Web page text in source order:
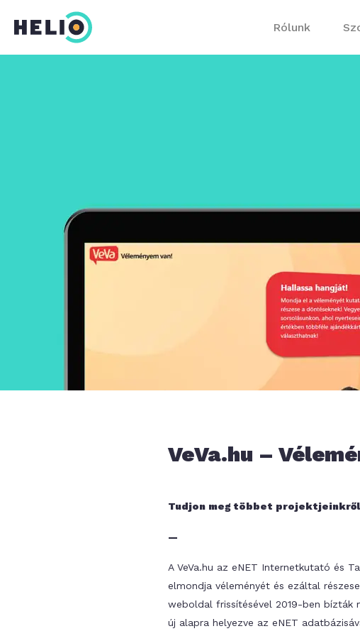
Rólunk
VeVa.hu –
Tudjon meg többet projektjeinkről
—
A VeVa.hu az eNET Internetkutató és
elmondja véleményét és ezáltal
weboldal frissítésével 2019-ben bízták
új alapra helyezve az eNET